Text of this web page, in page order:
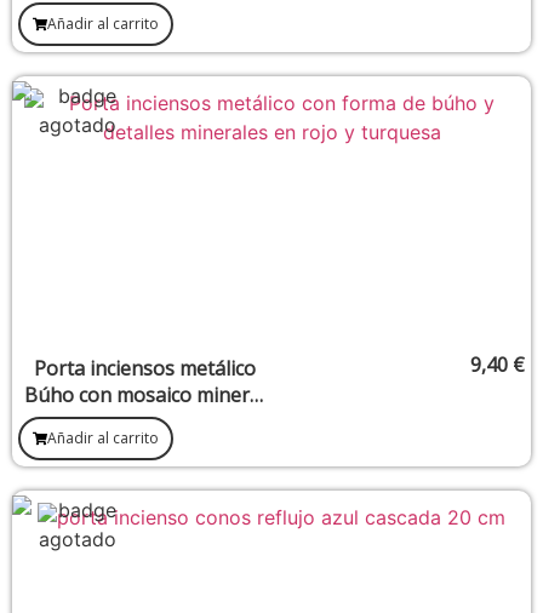
Añadir al carrito
Porta inciensos metálico
Búho con mosaico mineral
8 x 14 cm
9,40 €
Añadir al carrito